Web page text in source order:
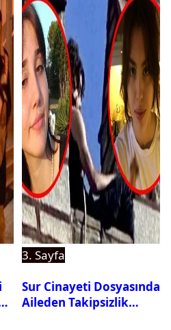
3. Sayfa
Sur Cinayeti Dosyasında
Aileden Takipsizlik